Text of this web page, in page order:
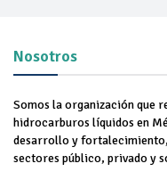
Nosotros
Somos la organización que
hidrocarburos líquidos en
desarrollo y
sectores público, privado y